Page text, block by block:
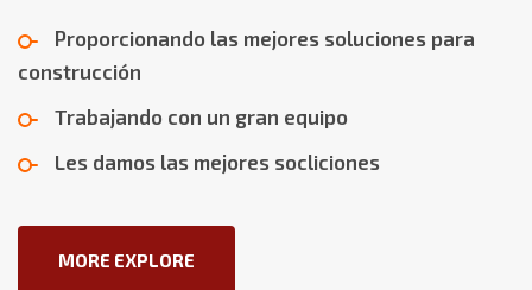
Proporcionando las mejores soluciones para
construcción
Trabajando con un gran equipo
Les damos las mejores socliciones
MORE EXPLORE